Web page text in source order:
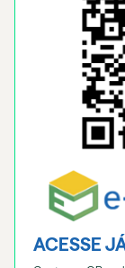
ACESSE